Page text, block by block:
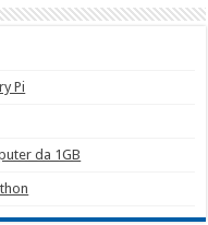
Pi
da 1GB